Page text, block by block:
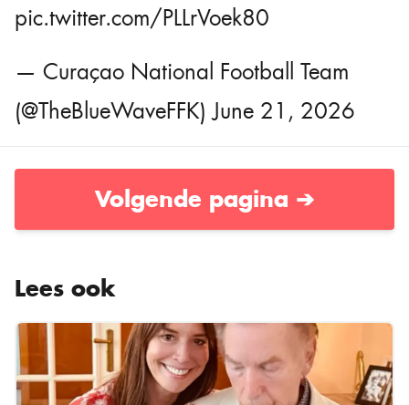
pic.twitter.com/PLLrVoek80
— Curaçao National Football Team
(@TheBlueWaveFFK)June 21, 2026
Volgende pagina ➔
Lees ook